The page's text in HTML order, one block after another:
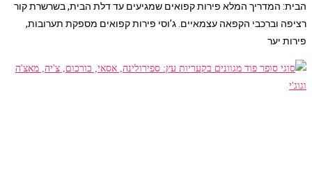
הבית: המדריך המלא פירות קפואים שמגיעים עד דלת הבית, בשרשרת קור
רציפה וברכבי הקפאה עצמאיים. ג’וסי פירות קפואים מספקת תערובות,
פירות יער